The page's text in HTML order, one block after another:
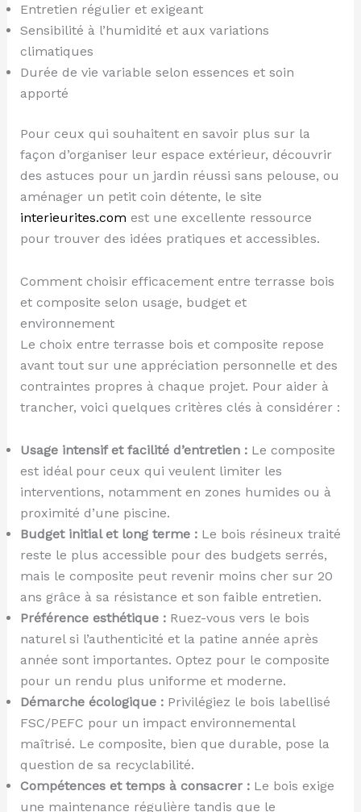
Entretien régulier et exigeant
Sensibilité à l’humidité et aux variations
climatiques
Durée de vie variable selon essences et soin
apporté
Pour ceux qui souhaitent en savoir plus sur la
façon d’organiser leur espace extérieur, découvrir
des astuces pour un jardin réussi sans pelouse, ou
aménager un petit coin détente, le site
interieurites.com est une excellente ressource
pour trouver des idées pratiques et accessibles.
Comment choisir efficacement entre terrasse bois
et composite selon usage, budget et
environnement
Le choix entre terrasse bois et composite repose
avant tout sur une appréciation personnelle et des
contraintes propres à chaque projet. Pour aider à
trancher, voici quelques critères clés à considérer :
Usage intensif et facilité d’entretien :Le composite
est idéal pour ceux qui veulent limiter les
interventions, notamment en zones humides ou à
proximité d’une piscine.
Budget initial et long terme :Le bois résineux traité
reste le plus accessible pour des budgets serrés,
mais le composite peut revenir moins cher sur 20
ans grâce à sa résistance et son faible entretien.
Préférence esthétique :Ruez-vous vers le bois
naturel si l’authenticité et la patine année après
année sont importantes. Optez pour le composite
pour un rendu plus uniforme et moderne.
Démarche écologique :Privilégiez le bois labellisé
FSC/PEFC pour un impact environnemental
maîtrisé. Le composite, bien que durable, pose la
question de sa recyclabilité.
Compétences et temps à consacrer :Le bois exige
une maintenance régulière tandis que le